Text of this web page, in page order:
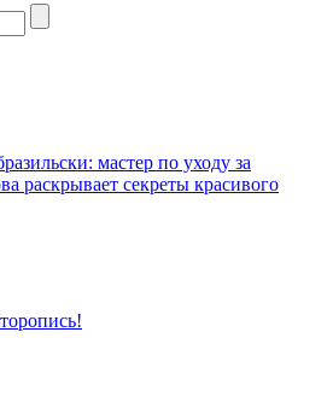
мастер по уходу за
раскрывает секреты красивого